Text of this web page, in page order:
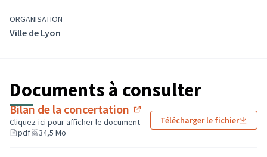
ORGANISATION
Ville de Lyon
Documents à consulter
Bilan de la concertation
(Lien externe)
Cliquez-ici pour afficher le document
pdf
34,5 Mo
Télécharger le fichier